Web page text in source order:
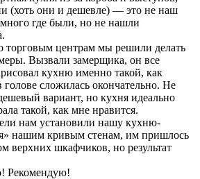
(хоть они и дешевле) — это не наш
где были, но не нашли
торговым центрам мы решили делать
Вызвали замерщика, он все
кухню именно такой, как
голове сложилась окончательно. Не
вариант, но кухня идеально
такой, как мне нравится.
нам установили нашу кухню-
нашим кривым стенам, им пришлось
верхних шкафчиков, но результат
Рекомендую!